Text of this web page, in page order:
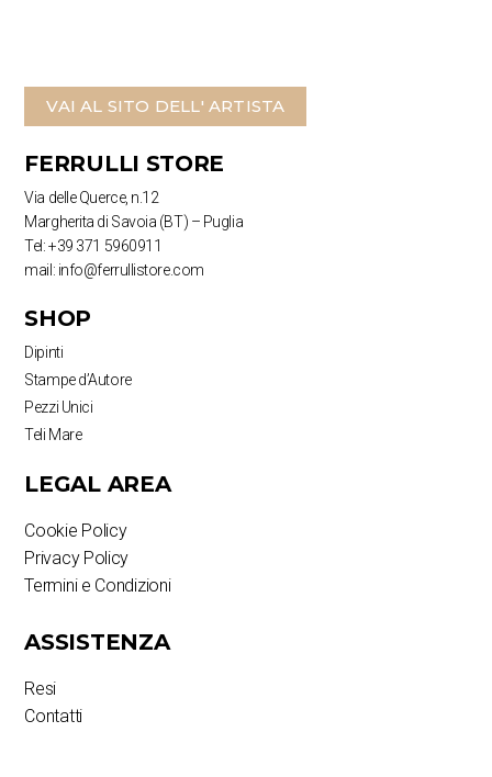
VAI AL SITO DELL' ARTISTA
FERRULLI STORE
Via delle Querce, n.12
Margherita di Savoia (BT) – Puglia
Tel: +39 371 5960911
mail: info@ferrullistore.com
SHOP
Dipinti
Stampe d’Autore
Pezzi Unici
Teli Mare
LEGAL AREA
Cookie Policy
Privacy Policy
Termini e Condizioni
ASSISTENZA
Resi
Contatti